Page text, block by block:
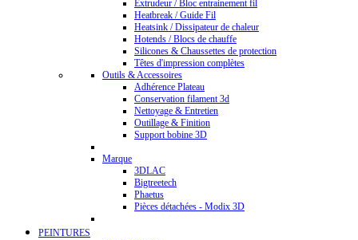
Extrudeur / Bloc entrainement fil
Heatbreak / Guide Fil
Heatsink / Dissipateur de chaleur
Hotends / Blocs de chauffe
Silicones & Chaussettes de protection
Têtes d'impression complètes
Outils & Accessoires
Adhérence Plateau
Conservation filament 3d
Nettoyage & Entretien
Outillage & Finition
Support bobine 3D
Marque
3DLAC
Bigtreetech
Phaetus
Pièces détachées - Modix 3D
PEINTURES